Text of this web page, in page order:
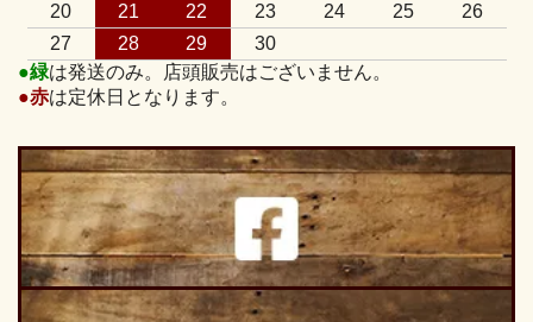
20
21 22 23 24 25
26
27
28 29
30
●緑は発送のみ。店頭販売はございません。
●赤は定休日となります。